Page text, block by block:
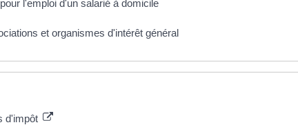
l'emploi d'un salarié à domicile
et organismes d'intérêt général
d'impôt